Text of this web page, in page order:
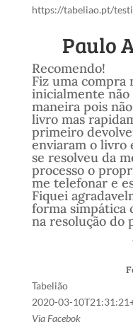
https://tabeliao.pt/
Paulo
Recomendo!
Fiz uma compra
inicialmente
maneira pois
livro mas
primeiro
enviaram o livro
se resolveu da
processo o
me telefonar e
Fiquei
forma simpática
na resolução do
Tabelião
2020-03-
Via Facebok